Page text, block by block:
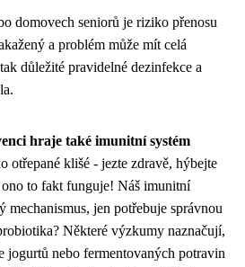
domovech seniorů je riziko přenosu
a problém může mít celá
důležité pravidelné dezinfekce a
hraje také imunitní systém
otřepané klišé - jezte zdravě, hýbejte
ono to fakt funguje! Náš imunitní
mechanismus, jen potřebuje správnou
Některé výzkumy naznačují,
jogurtů nebo fermentovaných potravin